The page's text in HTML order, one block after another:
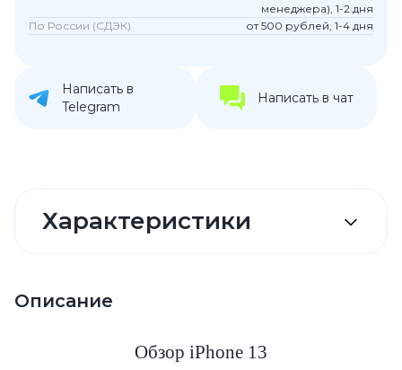
менеджера), 1-2 дня
По России (СДЭК)
от 500 рублей, 1-4 дня
Написать в
Telegram
Написать в чат
Характеристики
Описание
Обзор iPhone 13